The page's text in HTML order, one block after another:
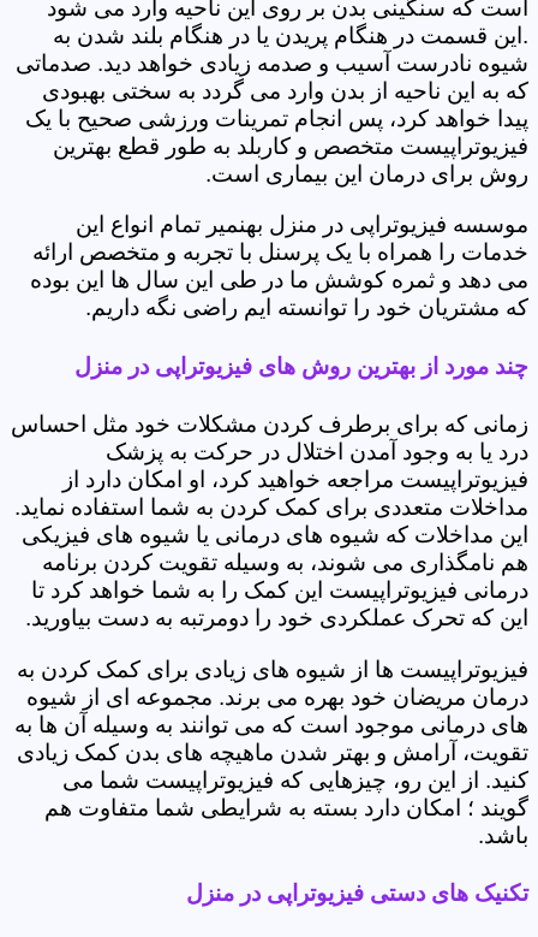
است که سنگینی بدن بر روی این ناحیه وارد می شود
.این قسمت در هنگام پریدن یا در هنگام بلند شدن به
شیوه نادرست آسیب و صدمه زیادی خواهد دید. صدماتی
که به این ناحیه از بدن وارد می گردد به سختی بهبودی
پیدا خواهد کرد، پس انجام تمرینات ورزشی صحیح با یک
فیزیوتراپیست متخصص و کاربلد به طور قطع بهترین
روش برای درمان این بیماری است.
موسسه فیزیوتراپی در منزل بهنمیر تمام انواع این
خدمات را همراه با یک پرسنل با تجربه و متخصص ارائه
می دهد و ثمره کوشش ما در طی این سال ها این بوده
که مشتریان خود را توانسته ایم راضی نگه داریم.
چند مورد از بهترین روش های فیزیوتراپی در منزل
زمانی که برای برطرف کردن مشکلات خود مثل احساس
درد یا به وجود آمدن اختلال در حرکت به پزشک
فیزیوتراپیست مراجعه خواهید کرد، او امکان دارد از
مداخلات متعددی برای کمک کردن به شما استفاده نماید.
این مداخلات که شیوه های درمانی یا شیوه های فیزیکی
هم نامگذاری می شوند، به وسیله تقویت کردن برنامه
درمانی فیزیوتراپیست این کمک را به شما خواهد کرد تا
این که تحرک عملکردی خود را دومرتبه به دست بیاورید.
فیزیوتراپیست ها از شیوه های زیادی برای کمک کردن به
درمان مریضان خود بهره می برند. مجموعه ای از شیوه
های درمانی موجود است که می توانند به وسیله آن ها به
تقویت، آرامش و بهتر شدن ماهیچه های بدن کمک زیادی
کنید. از این رو، چیزهایی که فیزیوتراپیست شما می
گویند ؛ امکان دارد بسته به شرایطی شما متفاوت هم
باشد.
تکنیک های دستی فیزیوتراپی در منزل